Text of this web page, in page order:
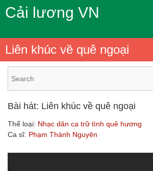
Cải lương VN
Liên khúc về quê ngoại
Bài hát: Liên khúc về quê ngoại
Thể loại: Nhạc dân ca trữ tình quê hương
Ca sĩ: Phạm Thành Nguyên